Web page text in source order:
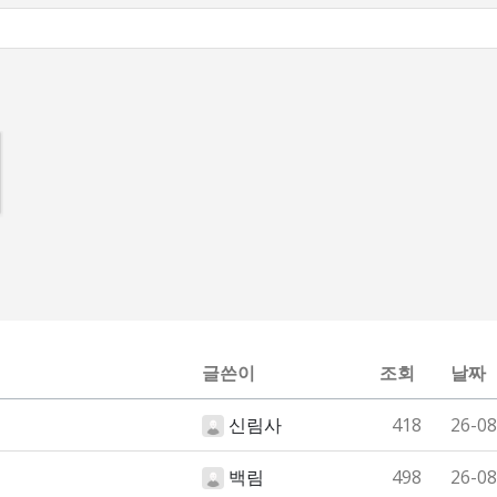
글쓴이 조회 날짜
신림사 418 26-
백림 498 26-